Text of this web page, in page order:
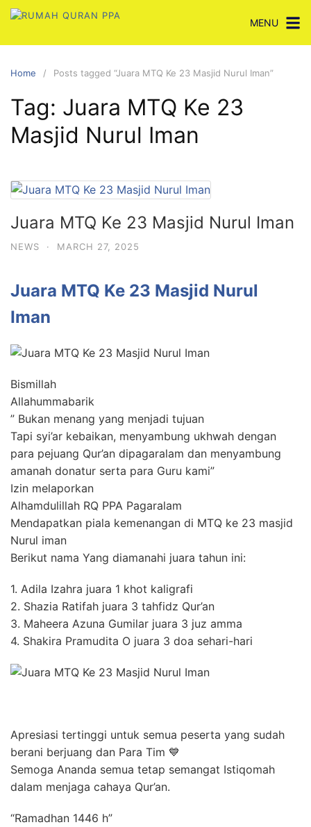
Skip
content
MENU
Home Posts tagged “Juara MTQ Ke 23 Masjid Nurul Iman”
Tag: Juara MTQ Ke 23
Masjid Nurul Iman
Juara MTQ Ke 23 Masjid Nurul Iman
NEWS · MARCH 27, 2025
Juara MTQ Ke 23 Masjid Nurul
Iman
Bismillah
Allahummabarik
” Bukan menang yang menjadi tujuan
Tapi syi’ar kebaikan, menyambung ukhwah dengan
para pejuang Qur’an dipagaralam dan menyambung
amanah donatur serta para Guru kami”
Izin melaporkan
Alhamdulillah RQ PPA Pagaralam
Mendapatkan piala kemenangan di MTQ ke 23 masjid
Nurul iman
Berikut nama Yang diamanahi juara tahun ini:
1. Adila Izahra juara 1 khot kaligrafi
2. Shazia Ratifah juara 3 tahfidz Qur’an
3. Maheera Azuna Gumilar juara 3 juz amma
4. Shakira Pramudita O juara 3 doa sehari-hari
Apresiasi tertinggi untuk semua peserta yang sudah
berani berjuang dan Para Tim 💙
Semoga Ananda semua tetap semangat Istiqomah
dalam menjaga cahaya Qur’an.
“Ramadhan 1446 h”